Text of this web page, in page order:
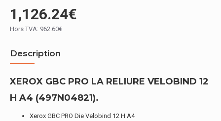
1,126.24€
Hors TVA: 962.60€
Description
XEROX GBC PRO LA RELIURE VELOBIND 12
H A4 (497N04821).
Xerox GBC PRO Die Velobind 12 H A4